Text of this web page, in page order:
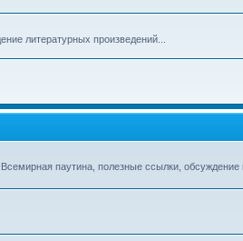
литературных произведений...
паутина, полезные ссылки, обсуждение